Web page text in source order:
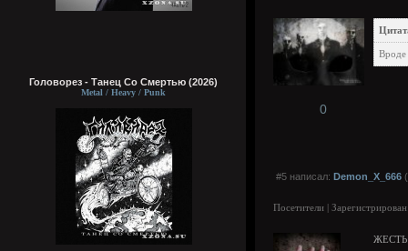
Головорез - Tанец Со Смертью (2026)
Metal / Heavy / Punk
Вроде
0
#5 написал: Demon_X_666
Посетители |